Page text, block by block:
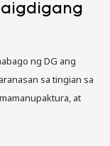
ng DG ang
sa tingian sa
at